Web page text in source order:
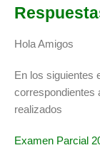
Hola Amigos
En los siguientes
correspondientes
realizados
Examen Parcial